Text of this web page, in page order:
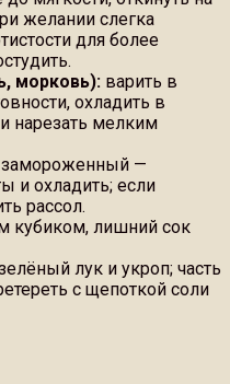
желании слегка
для более
морковь): варить в
охладить в
нарезать мелким
замороженный —
и охладить; если
рассол.
кубиком, лишний сок
лук и укроп; часть
с щепоткой соли